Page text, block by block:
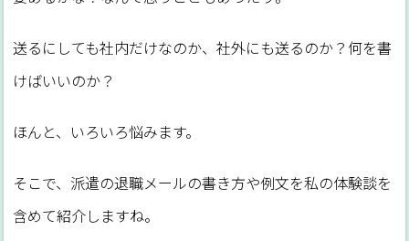
送るにしても社内だけなのか、社外にも送るのか？何を書
けばいいのか？
ほんと、いろいろ悩みます。
そこで、派遣の退職メールの書き方や例文を私の体験談を
含めて紹介しますね。